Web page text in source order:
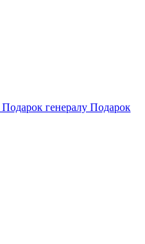
Подарок генералу Подарок